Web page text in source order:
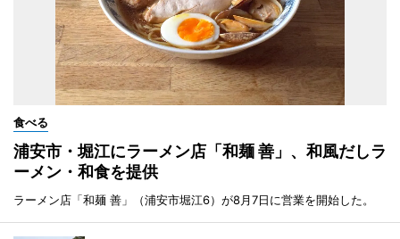
食べる
浦安市・堀江にラーメン店「和麺 善」、和風だしラ
ーメン・和食を提供
ラーメン店「和麺 善」（浦安市堀江6）が8月7日に営業を開始した。